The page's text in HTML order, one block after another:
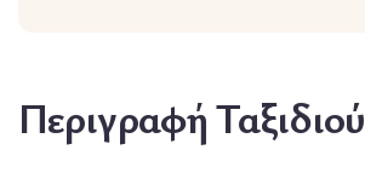
Περιγραφή Ταξιδιού